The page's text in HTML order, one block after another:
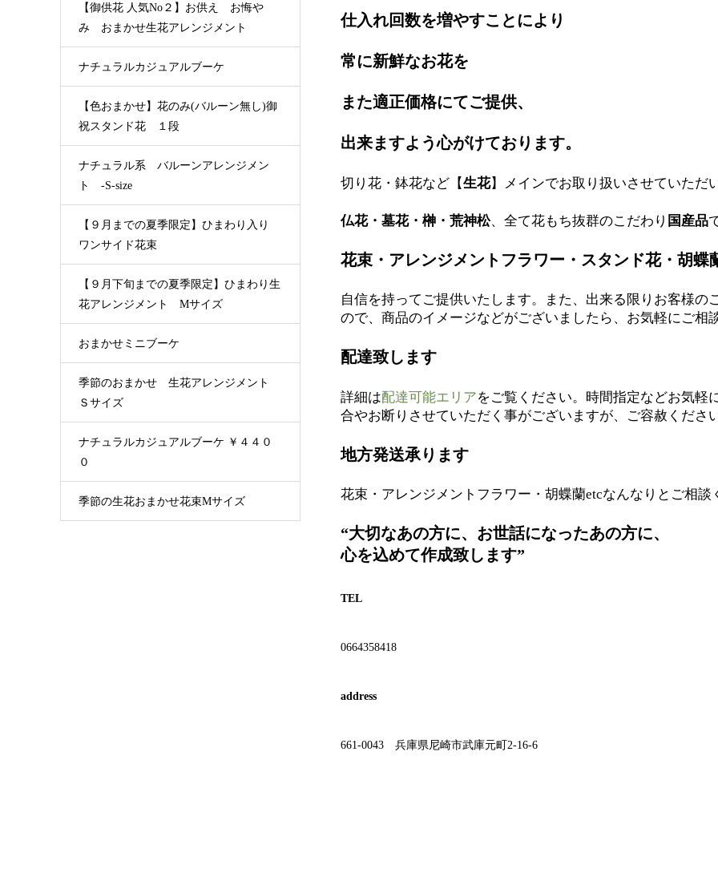
仕入れ回数を増やすことにより
常に新鮮なお花を
また適正価格にてご提供、
出来ますよう心がけております。
切り花・鉢花など【生花】メインでお取り扱いさせていただ
仏花・墓花・榊・荒神松、全て花もち抜群のこだわり 国産品
花束・アレンジメントフラワー・スタンド花・胡蝶
自信を持ってご提供いたします。また、出来る限りお客様
ので、商品のイメージなどがございましたら、お気軽にご相
配達致します
詳細は配達可能エリアをご覧ください。時間指定などお気軽
合やお断りさせていただく事がございますが、ご容赦くださ
地方発送承ります
花束・アレンジメントフラワー・胡蝶蘭etcなんなりとご相談
“大切なあの方に、お世話になったあの方に、
心を込めて作成致します”
TEL
0664358418
address
661-0043 兵庫県尼崎市武庫元町2-16-6
【御供花 人気No２】お供え お悔や
み おまかせ生花アレンジメント
ナチュラルカジュアルブーケ
【色おまかせ】花のみ(バルーン無し)御
祝スタンド花 １段
ナチュラル系 バルーンアレンジメン
ト -S-size
【９月までの夏季限定】ひまわり入り
ワンサイド花束
【９月下旬までの夏季限定】ひまわり生
花アレンジメント Mサイズ
おまかせミニブーケ
季節のおまかせ 生花アレンジメント
Ｓサイズ
ナチュラルカジュアルブーケ ￥４４０
０
季節の生花おまかせ花束Mサイズ